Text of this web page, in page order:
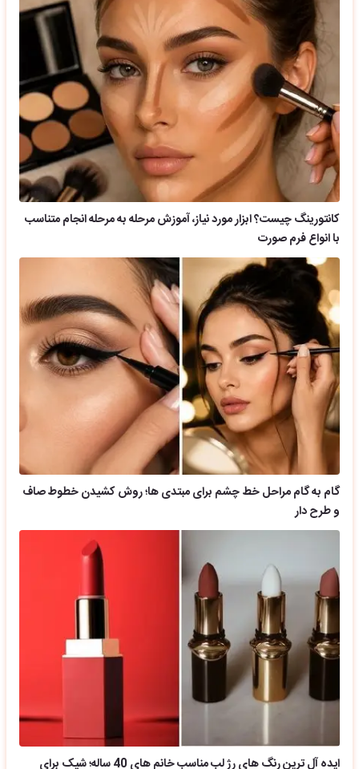
کانتورینگ چیست؟ ابزار مورد نیاز، آموزش مرحله به مرحله انجام متناسب
با انواع فرم صورت
گام به گام مراحل خط چشم برای مبتدی ها؛ روش کشیدن خطوط صاف
و طرح دار
ایده آل ترین رنگ های رژ لب مناسب خانم های 40 ساله؛ شیک برای